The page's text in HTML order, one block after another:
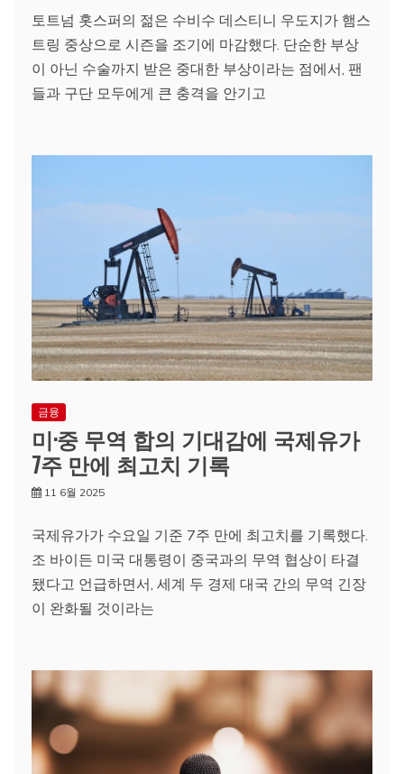
토트넘 홋스퍼의 젊은 수비수 데스티니 우도지가 햄스
트링 중상으로 시즌을 조기에 마감했다. 단순한 부상
이 아닌 수술까지 받은 중대한 부상이라는 점에서, 팬
들과 구단 모두에게 큰 충격을 안기고
금융
미·중 무역 합의 기대감에 국제유가
7주 만에 최고치 기록
11 6월 2025
국제유가가 수요일 기준 7주 만에 최고치를 기록했다.
조 바이든 미국 대통령이 중국과의 무역 협상이 타결
됐다고 언급하면서, 세계 두 경제 대국 간의 무역 긴장
이 완화될 것이라는